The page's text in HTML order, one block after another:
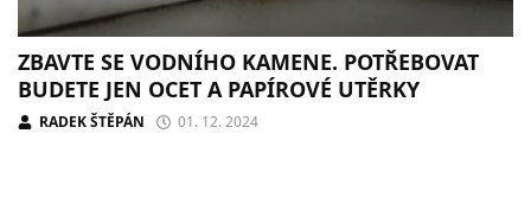
ZBAVTE SE VODNÍHO KAMENE. POTŘEBOVAT
BUDETE JEN OCET A PAPÍROVÉ UTĚRKY
RADEK ŠTĚPÁN 01. 12. 2024